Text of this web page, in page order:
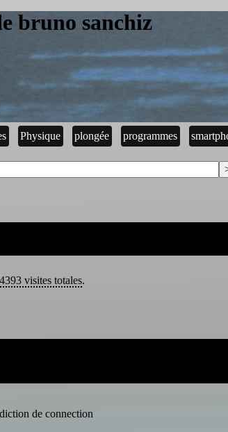
bruno sanchiz
Physique plongée programmes
visites totales.
de connection